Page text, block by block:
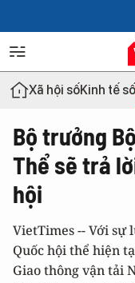
Xã hội sốKinh tế số
Bộ trưởng
Thể sẽ trả
hội
VietTimes -- Với sự
Quốc hội thể hiện
Giao thông vận tải